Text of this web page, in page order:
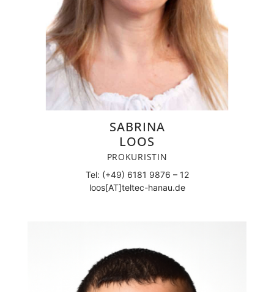
SABRINA
LOOS
PROKURISTIN
Tel: (+49) 6181 9876 – 12
loos[AT]teltec-hanau.de